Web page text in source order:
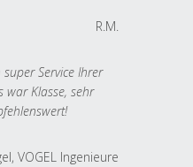
R.M.
Service Ihrer
war Klasse, sehr
VOGEL Ingenieure